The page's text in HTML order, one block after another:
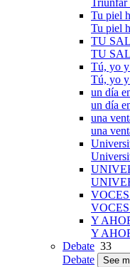
Tu piel
Tu piel
TU
TU
Tú, yo
Tú, yo
un día
un día
una
una
Y
Y
Debate 33
Debate
See